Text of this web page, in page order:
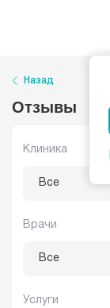
Назад
Отзывы
Клиника
Все
Врачи
Все
Услуги